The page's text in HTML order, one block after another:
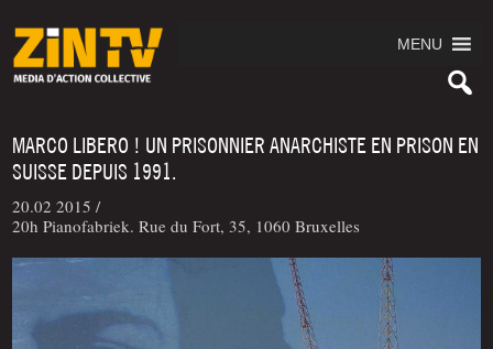
MENU
MARCO LIBERO ! UN PRISONNIER ANARCHISTE EN PRISON EN
SUISSE DEPUIS 1991.
20.02 2015 /
20h Pianofabriek. Rue du Fort, 35, 1060 Bruxelles